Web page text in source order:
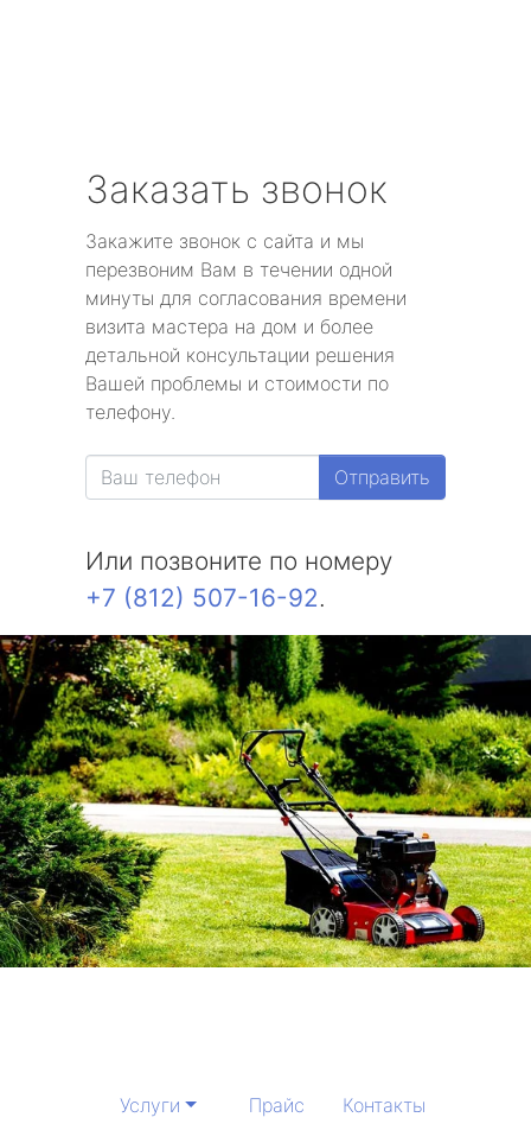
Заказать звонок
Закажите звонок с сайта и мы
перезвоним Вам в течении одной
минуты для согласования времени
визита мастера на дом и более
детальной консультации решения
Вашей проблемы и стоимости по
телефону.
Отправить
Или позвоните по номеру
+7 (812) 507-16-92.
Услуги Прайс Контакты